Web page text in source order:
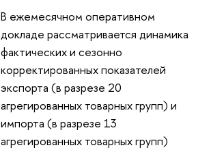
В ежемесячном оперативном
докладе рассматривается динамика
фактических и сезонно
корректированных показателей
экспорта (в разрезе 20
агрегированных товарных групп) и
импорта (в разрезе 13
агрегированных товарных групп)